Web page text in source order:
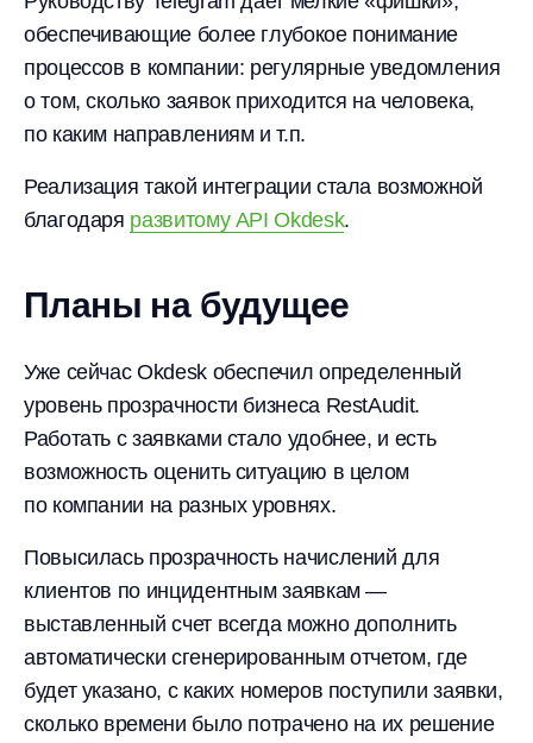
обеспечивающие более глубокое понимание
процессов в компании: регулярные уведомления
о том, сколько заявок приходится на человека,
по каким направлениям и т.п.
Реализация такой интеграции стала возможной
благодаря развитому API Okdesk.
Планы на будущее
Уже сейчас Okdesk обеспечил определенный
уровень прозрачности бизнеса RestAudit.
Работать с заявками стало удобнее, и есть
возможность оценить ситуацию в целом
по компании на разных уровнях.
Повысилась прозрачность начислений для
клиентов по инцидентным заявкам —
выставленный счет всегда можно дополнить
автоматически сгенерированным отчетом, где
будет указано, с каких номеров поступили заявки,
сколько времени было потрачено на их решение